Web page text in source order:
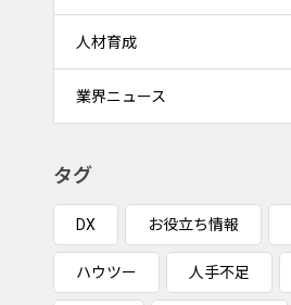
人材育成
業界ニュース
タグ
DX お役立ち情報
ハウツー 人手不足